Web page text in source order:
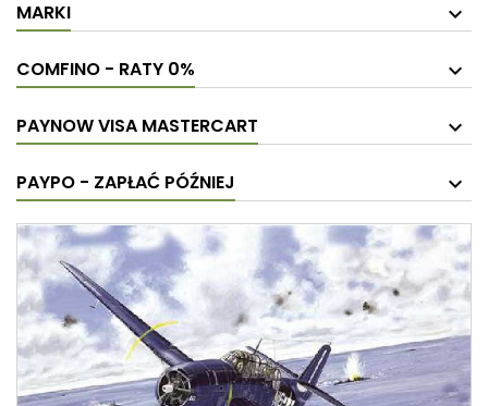
MARKI
COMFINO - RATY 0%
PAYNOW VISA MASTERCART
PAYPO - ZAPŁAĆ PÓŹNIEJ